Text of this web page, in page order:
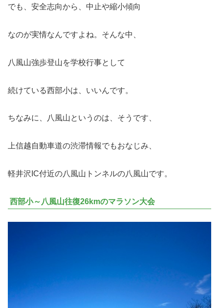
でも、安全志向から、中止や縮小傾向
なのが実情なんですよね。そんな中、
八風山強歩登山を学校行事として
続けている西部小は、いいんです。
ちなみに、八風山というのは、そうです、
上信越自動車道の渋滞情報でもおなじみ、
軽井沢IC付近の八風山トンネルの八風山です。
西部小～八風山往復26kmのマラソン大会